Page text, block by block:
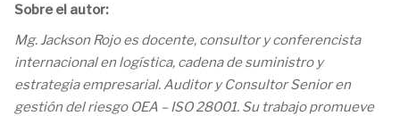
Sobre el autor:
Mg. Jackson Rojo es docente, consultor y conferencista
internacional en logística, cadena de suministro y
estrategia empresarial. Auditor y Consultor Senior en
gestión del riesgo OEA – ISO 28001. Su trabajo promueve